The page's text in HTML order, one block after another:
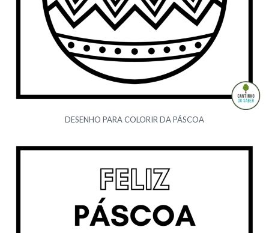
DESENHO PARA COLORIR DA PÁSCOA